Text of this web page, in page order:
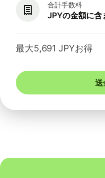
合計手数料
JPYの金額に含
最大5,691 JPYお得
送